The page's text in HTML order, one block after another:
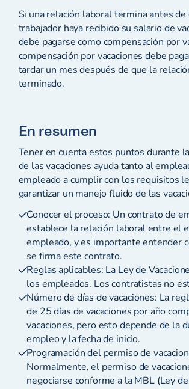
Si una relación laboral termina antes
trabajador haya recibido su salario de
debe pagarse como compensación por
compensación por vacaciones debe
tardar un mes después de que la
terminado.
En resumen
Tener en cuenta estos puntos durante
de las vacaciones ayuda tanto al
empleado a cumplir con los requisitos
garantizar un manejo fluido de las
Conocer el proceso: Un contrato de
establece la relación laboral entre el
empleado, y es importante entender
se firma este contrato.
Reglas aplicables: La Ley de
los empleados. Los contratistas no
Número de días de vacaciones: La
de 25 días de vacaciones por año
vacaciones, pero esto depende de la
empleo y la fecha de inicio.
Programación del permiso de
Normalmente, el permiso de
negociarse conforme a la MBL (Ley